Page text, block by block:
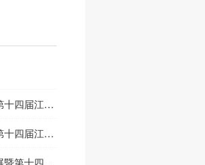
苏酒博会
苏酒博会
苏酒博会